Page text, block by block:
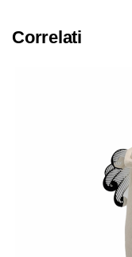
Correlati